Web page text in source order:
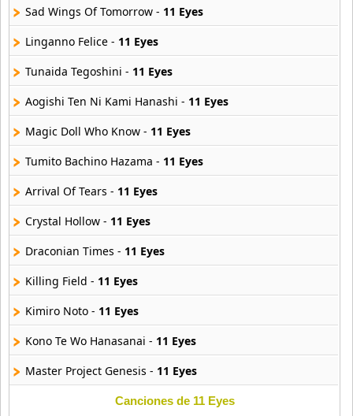
Akane Iro Ni Samoru Saka
26 músicas online
6 músicas online
Akikan
15 músicas online
Alejandro Arnais
3 músicas online
Amaenaideyo
26 músicas online
Amagami Ss
50 músicas online
Amatsuki
20 músicas online
Angel Beats
Sad Wings Of Tomorrow - 11 Eyes
Linganno Felice - 11 Eyes
Tunaida Tegoshini - 11 Eyes
Aogishi Ten Ni Kami Hanashi - 11 Eyes
Magic Doll Who Know - 11 Eyes
Tumito Bachino Hazama - 11 Eyes
Arrival Of Tears - 11 Eyes
Crystal Hollow - 11 Eyes
Draconian Times - 11 Eyes
Killing Field - 11 Eyes
Kimiro Noto - 11 Eyes
Kono Te Wo Hanasanai - 11 Eyes
Master Project Genesis - 11 Eyes
11 EyesCanciones de 11 Eyes